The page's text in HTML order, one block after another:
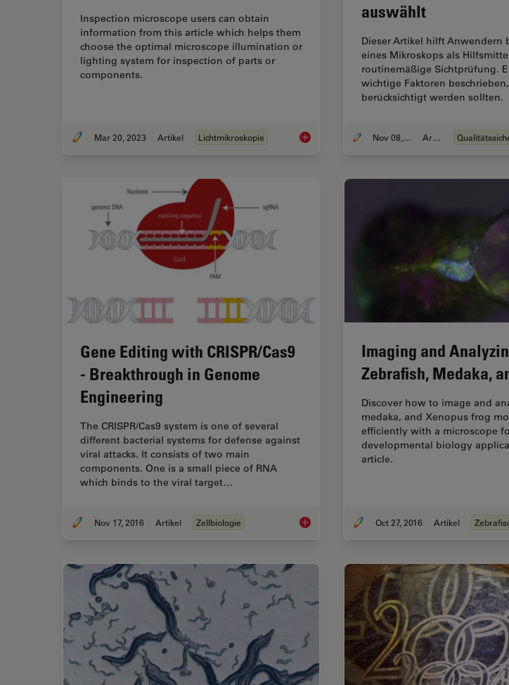
Inspection microscope users can obtain
information from this article which helps them
choose the optimal microscope illumination or
lighting system for inspection of parts or
components.
Mar 20, 2023 Artikel Lichtmikroskopie Microscope Illumination for Industrial Applications
auswählt
Dieser Artikel hilft Anwendern
eines Mikroskops als
routinemäßige Sichtprüfung.
wichtige Faktoren
berücksichtigt werden sollten.
Nov 08, 2021 Artikel
Gene Editing with CRISPR/Cas9
- Breakthrough in Genome
Engineering
The CRISPR/Cas9 system is one of several
different bacterial systems for defense against
viral attacks. It consists of two main
components. One is a small piece of RNA
which binds to the viral target…
Nov 17, 2016 Artikel Zellbiologie Gene Editing with CRISPR/Cas9 - Breakthrough in
Imaging and
Zebrafish, Medaka,
Discover how to image and
medaka, and Xenopus frog
efficiently with a microscope
developmental biology
article.
Oct 27, 2016 Artikel